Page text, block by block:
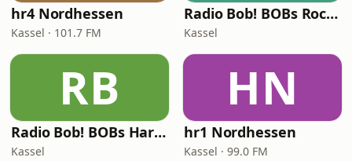
hr4 Nordhessen
Kassel · 101.7 FM
Radio Bob! BOBs Rockabilly
Kassel
RB
Radio Bob! BOBs Harte Saite
Kassel
HN
hr1 Nordhessen
Kassel · 99.0 FM